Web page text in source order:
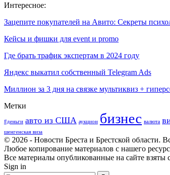
Интересное:
Зацепите покупателей на Авито: Секреты
Кейсы и фишки для event и promo
Где брать трафик экспертам в 2024 году
Яндекс выкатил собственный Telegram Ads
Миллион за 3 дня на связке мультиквиз +
Метки
#деньги авто из США аукцион бизнес валюта
шенгенская виза
© 2026 - Новости Бреста и Брестской области.
Любое копирование материалов с нашего
Все материалы опубликованные на сайте взяты
Sign in